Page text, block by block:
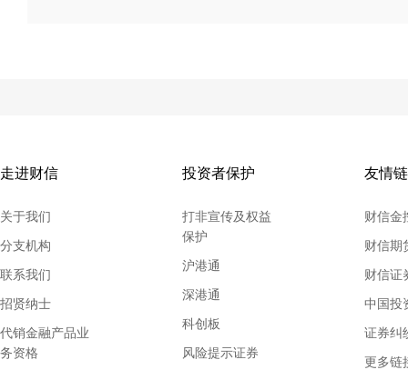
走进财信
关于我们
分支机构
联系我们
招贤纳士
代销金融产品业
务资格
投资者保护
打非宣传及权益
保护
沪港通
深港通
科创板
风险提示证券
友情
财信金
财信期
财信证
中国投
证券纠
更多链
上海证券交易所